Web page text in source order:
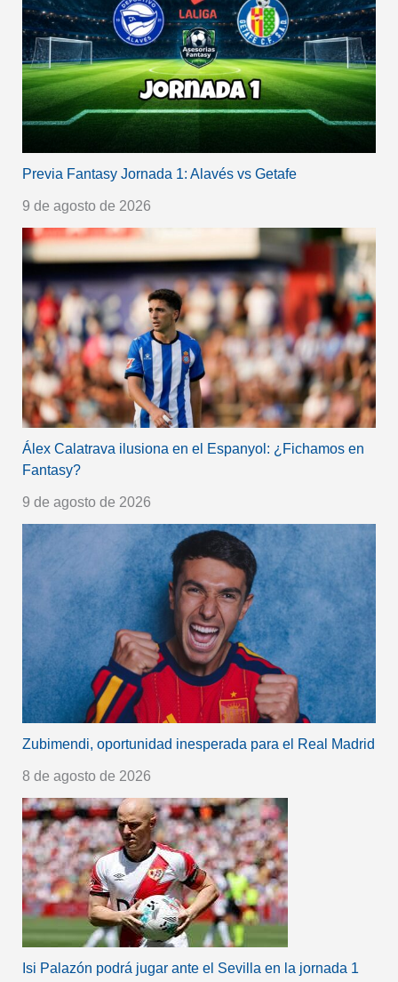
Previa Fantasy Jornada 1: Alavés vs Getafe
9 de agosto de 2026
Álex Calatrava ilusiona en el Espanyol: ¿Fichamos en
Fantasy?
9 de agosto de 2026
Zubimendi, oportunidad inesperada para el Real Madrid
8 de agosto de 2026
Isi Palazón podrá jugar ante el Sevilla en la jornada 1